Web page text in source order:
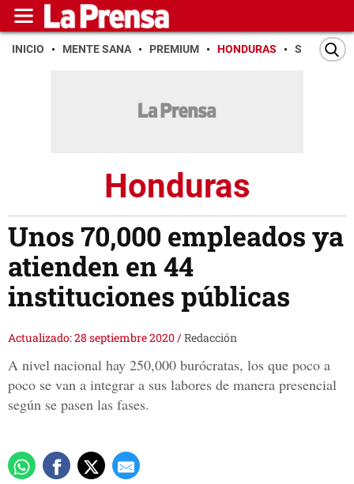
INICIO MENTE SANA PREMIUM HONDURAS SAN PEDRO
Honduras
Unos 70,000 empleados ya
atienden en 44
instituciones públicas
Actualizado: 28 septiembre 2020/Redacción
A nivel nacional hay 250,000 burócratas, los que poco a
poco se van a integrar a sus labores de manera presencial
según se pasen las fases.